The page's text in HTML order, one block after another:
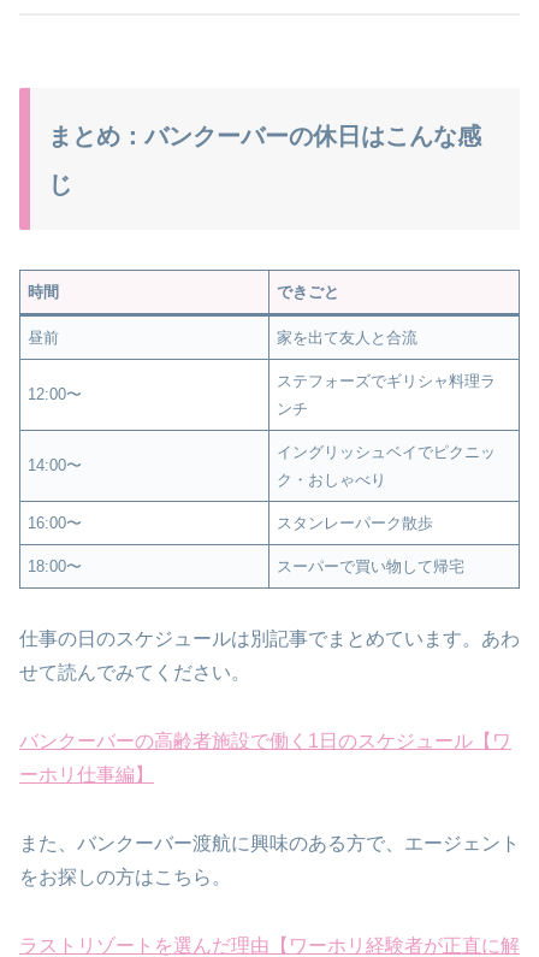
まとめ：バンクーバーの休日はこんな感
じ
時間 できごと
昼前 家を出て友人と合流
12:00〜
ステフォーズでギリシャ料理ラ
ンチ
14:00〜
イングリッシュベイでピクニッ
ク・おしゃべり
16:00〜 スタンレーパーク散歩
18:00〜 スーパーで買い物して帰宅
仕事の日のスケジュールは別記事でまとめています。あわ
せて読んでみてください。
バンクーバーの高齢者施設で働く1日のスケジュール【ワ
ーホリ仕事編】
また、バンクーバー渡航に興味のある方で、エージェント
をお探しの方はこちら。
ラストリゾートを選んだ理由【ワーホリ経験者が正直に解